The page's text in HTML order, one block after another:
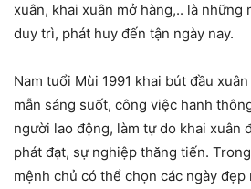
xuân, khai xuân mở hàng,.. là những
duy trì, phát huy đến tận ngày nay.
Nam tuổi Mùi 1991 khai bút đầu
mẫn sáng suốt, công việc hanh
người lao động, làm tự do khai xuân
phát đạt, sự nghiệp thăng tiến.
mệnh chủ có thể chọn các ngày đẹp